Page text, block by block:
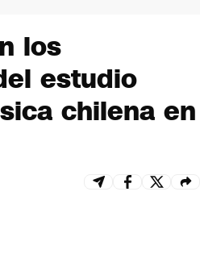
los
estudio
chilena en